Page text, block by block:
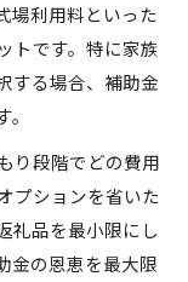
場利用料といった
トです。特に家族
する場合、補助金
り段階でどの費用
プションを省いた
礼品を最小限にし
金の恩恵を最大限